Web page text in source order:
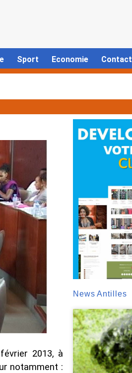
Sport Economie Contact
2013, à
notamment :
News Antilles